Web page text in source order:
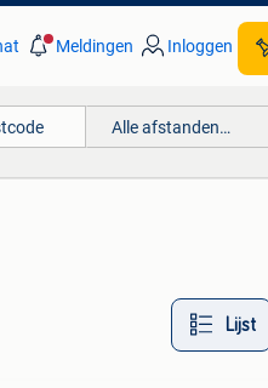
Meldingen Inloggen
Alle afstanden…
Lijst